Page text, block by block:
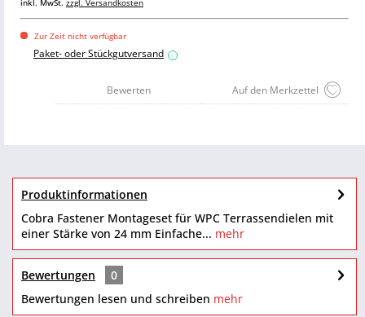
inkl. MwSt. zzgl. Versandkosten
Zur Zeit nicht verfügbar
Paket- oder Stückgutversand i
Auf den Merkzettel
Bewerten
Produktinformationen
Cobra Fastener Montageset für WPC Terrassendielen mit
einer Stärke von 24 mm Einfache... mehr
Bewertungen
0
Bewertungen lesen und schreiben mehr